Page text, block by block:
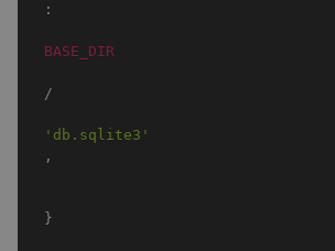
:
BASE_DIR
/
'db.sqlite3'
,
}